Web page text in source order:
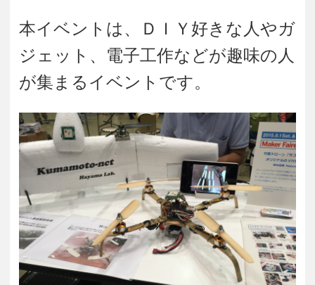
本イベントは、ＤＩＹ好きな人やガ
ジェット、電子工作などが趣味の人
が集まるイベントです。